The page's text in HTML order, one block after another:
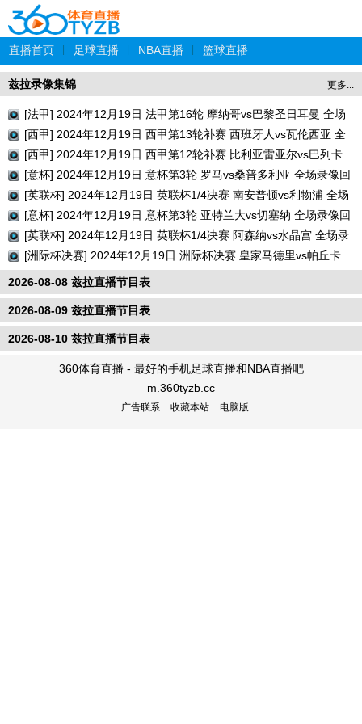
直播首页 足球直播 NBA直播 篮球直播
更多...
兹拉录像集锦
[法甲] 2024年12月19日 法甲第16轮 摩纳哥vs巴黎圣日耳曼 全场
录像回放
[西甲] 2024年12月19日 西甲第13轮补赛 西班牙人vs瓦伦西亚 全
场录像回放
[西甲] 2024年12月19日 西甲第12轮补赛 比利亚雷亚尔vs巴列卡
诺 全场录像回放
[意杯] 2024年12月19日 意杯第3轮 罗马vs桑普多利亚 全场录像回
放
[英联杯] 2024年12月19日 英联杯1/4决赛 南安普顿vs利物浦 全场
录像回放
[意杯] 2024年12月19日 意杯第3轮 亚特兰大vs切塞纳 全场录像回
放
[英联杯] 2024年12月19日 英联杯1/4决赛 阿森纳vs水晶宫 全场录
像回放
[洲际杯决赛] 2024年12月19日 洲际杯决赛 皇家马德里vs帕丘卡
全场录像回放
2026-08-08 兹拉直播节目表
2026-08-09 兹拉直播节目表
2026-08-10 兹拉直播节目表
360体育直播 - 最好的手机足球直播和NBA直播吧
m.360tyzb.cc
广告联系 收藏本站 电脑版